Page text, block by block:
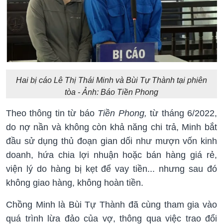
Hai bị cáo Lê Thị Thái Minh và Bùi Tự Thành tại phiên
tòa - Ảnh: Báo Tiền Phong
Theo thông tin từ báo Tiền Phong, từ tháng 6/2022,
do nợ nần và không còn khả năng chi trả, Minh bắt
đầu sử dụng thủ đoạn gian dối như mượn vốn kinh
doanh, hứa chia lợi nhuận hoặc bán hàng giá rẻ,
viện lý do hàng bị kẹt để vay tiền... nhưng sau đó
không giao hàng, không hoàn tiền.
Chồng Minh là Bùi Tự Thành đã cùng tham gia vào
quá trình lừa đảo của vợ, thông qua việc trao đổi